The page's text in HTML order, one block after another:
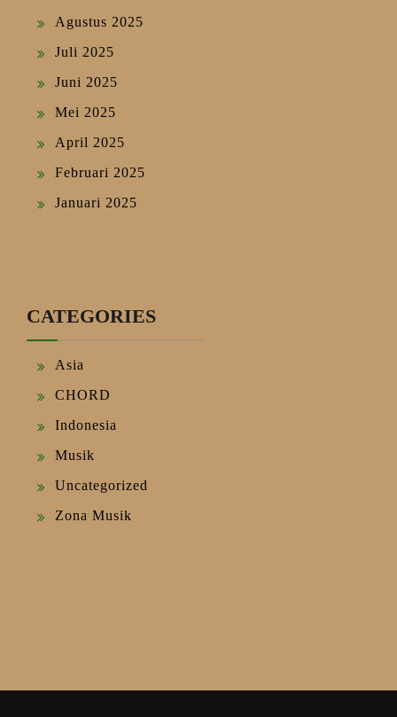
Agustus 2025
Juli 2025
Juni 2025
Mei 2025
April 2025
Februari 2025
Januari 2025
CATEGORIES
Asia
CHORD
Indonesia
Musik
Uncategorized
Zona Musik